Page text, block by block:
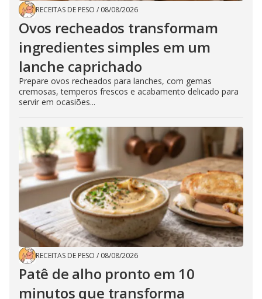
RECEITAS DE PESO / 08/08/2026
Ovos recheados transformam
ingredientes simples em um
lanche caprichado
Prepare ovos recheados para lanches, com gemas
cremosas, temperos frescos e acabamento delicado para
servir em ocasiões...
RECEITAS DE PESO / 08/08/2026
Patê de alho pronto em 10
minutos que transforma